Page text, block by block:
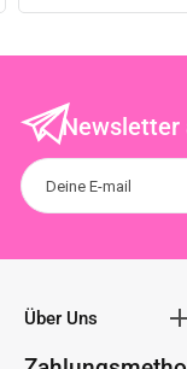
Newsletter
Über Uns